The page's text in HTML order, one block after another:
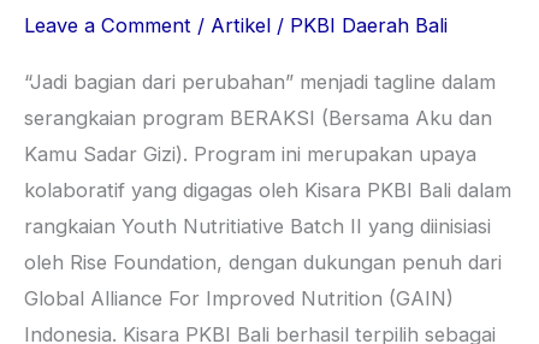
Leave a Comment / Artikel / PKBI Daerah Bali
“Jadi bagian dari perubahan” menjadi tagline dalam
serangkaian program BERAKSI (Bersama Aku dan
Kamu Sadar Gizi). Program ini merupakan upaya
kolaboratif yang digagas oleh Kisara PKBI Bali dalam
rangkaian Youth Nutritiative Batch II yang diinisiasi
oleh Rise Foundation, dengan dukungan penuh dari
Global Alliance For Improved Nutrition (GAIN)
Indonesia. Kisara PKBI Bali berhasil terpilih sebagai